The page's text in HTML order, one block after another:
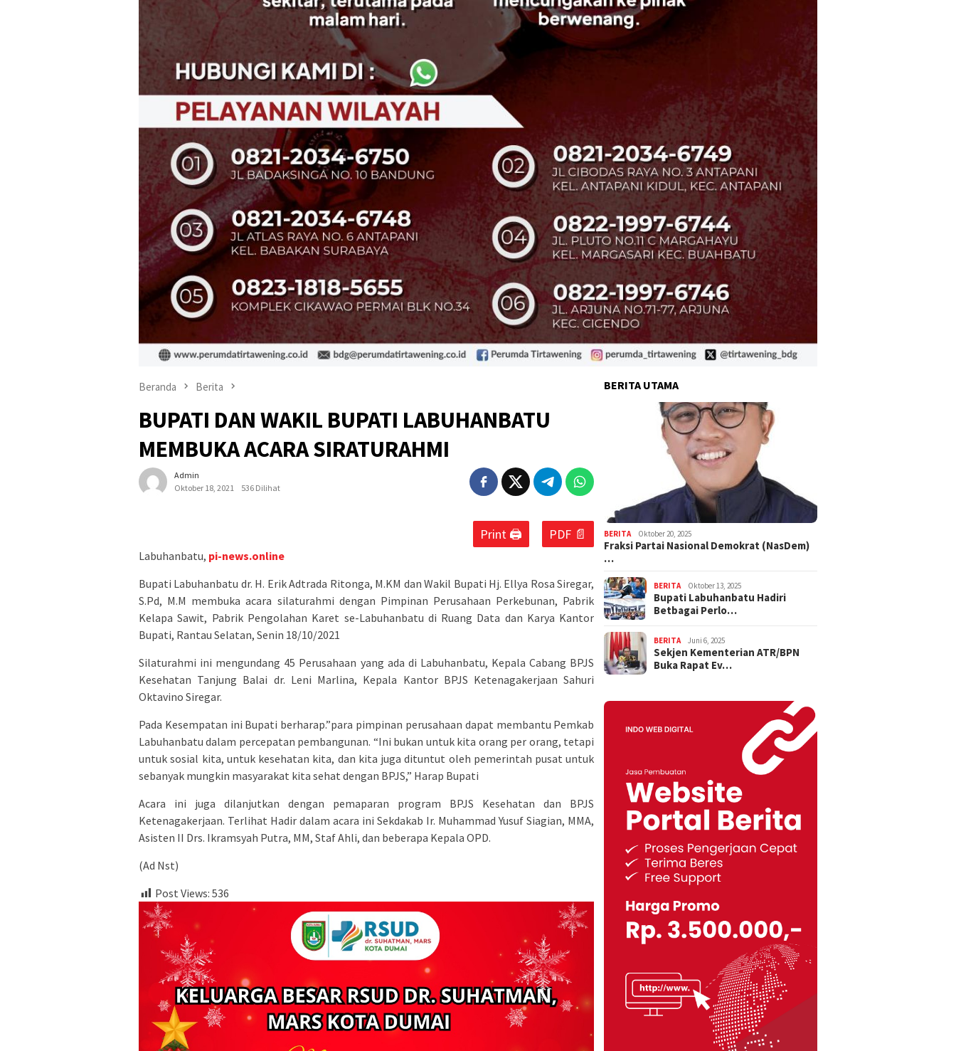
Beranda Berita
BUPATI DAN WAKIL BUPATI LABUHANBATU
MEMBUKA ACARA SIRATURAHMI
Admin
Oktober 18, 2021
536 Dilihat
Print 🖨 PDF 📄
Labuhanbatu, pi-news.online
Bupati Labuhanbatu dr. H. Erik Adtrada Ritonga, M.KM dan Wakil Bupati Hj. Ellya Rosa Siregar,
S.Pd, M.M membuka acara silaturahmi dengan Pimpinan Perusahaan Perkebunan, Pabrik
Kelapa Sawit, Pabrik Pengolahan Karet se-Labuhanbatu di Ruang Data dan Karya Kantor
Bupati, Rantau Selatan, Senin 18/10/2021
Silaturahmi ini mengundang 45 Perusahaan yang ada di Labuhanbatu, Kepala Cabang BPJS
Kesehatan Tanjung Balai dr. Leni Marlina, Kepala Kantor BPJS Ketenagakerjaan Sahuri
Oktavino Siregar.
Pada Kesempatan ini Bupati berharap.”para pimpinan perusahaan dapat membantu Pemkab
Labuhanbatu dalam percepatan pembangunan. “Ini bukan untuk kita orang per orang, tetapi
untuk sosial kita, untuk kesehatan kita, dan kita juga dituntut oleh pemerintah pusat untuk
sebanyak mungkin masyarakat kita sehat dengan BPJS,” Harap Bupati
Acara ini juga dilanjutkan dengan pemaparan program BPJS Kesehatan dan BPJS
Ketenagakerjaan. Terlihat Hadir dalam acara ini Sekdakab Ir. Muhammad Yusuf Siagian, MMA,
Asisten II Drs. Ikramsyah Putra, MM, Staf Ahli, dan beberapa Kepala OPD.
(Ad Nst)
Post Views: 536
BERITA UTAMA
BERITA Oktober 20, 2025
Fraksi Partai Nasional Demokrat (NasDem)
…
BERITA Oktober 13, 2025
Bupati Labuhanbatu Hadiri
Betbagai Perlo…
BERITA Juni 6, 2025
Sekjen Kementerian ATR/BPN
Buka Rapat Ev…